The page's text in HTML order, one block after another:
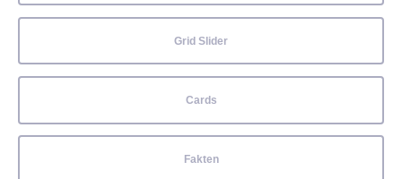
Grid Slider
Cards
Fakten